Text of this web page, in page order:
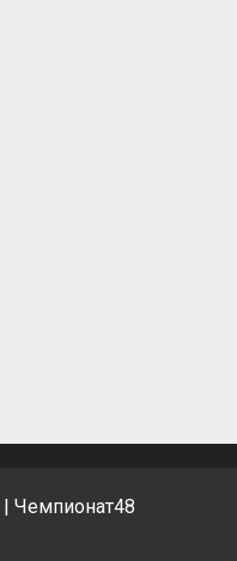
| Чемпионат48